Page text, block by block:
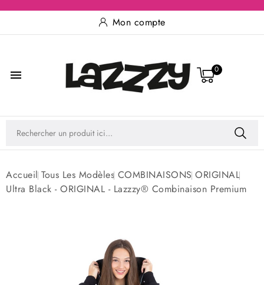
Mon compte
 0
Accueil Tous Les Modèles COMBINAISONS ORIGINAL
Ultra Black - ORIGINAL - Lazzzy® Combinaison Premium